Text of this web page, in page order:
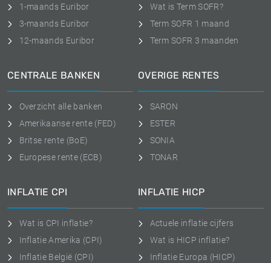
1-maands Euribor
3-maands Euribor
12-maands Euribor
Wat is Term SOFR?
Term SOFR 1 maand
Term SOFR 3 maanden
CENTRALE BANKEN
Overzicht alle banken
Amerikaanse rente (FED)
Britse rente (BoE)
Europese rente (ECB)
OVERIGE RENTES
SARON
ESTER
SONIA
TONAR
INFLATIE CPI
Wat is CPI inflatie?
Inflatie Amerika (CPI)
Inflatie België (CPI)
INFLATIE HICP
Actuele inflatie cijfers
Wat is HICP inflatie?
Inflatie Europa (HICP)